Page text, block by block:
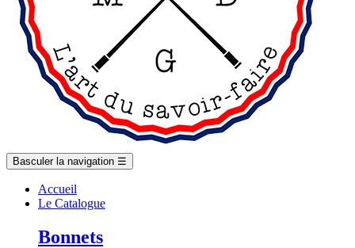
Basculer la navigation ☰
Accueil
Le Catalogue
Bonnets